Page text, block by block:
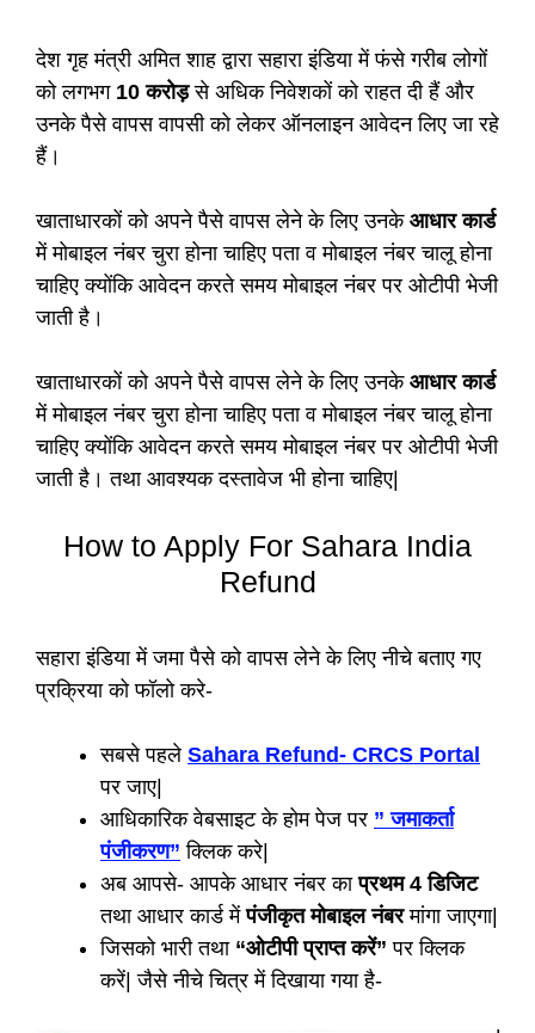
देश गृह मंत्री अमित शाह द्वारा सहारा इंडिया में फंसे गरीब लोगों
को लगभग10 करोड़से अधिक निवेशकों को राहत दी हैं और
उनके पैसे वापस वापसी को लेकर ऑनलाइन आवेदन लिए जा रहे
हैं।
खाताधारकों को अपने पैसे वापस लेने के लिए उनके आधार कार्ड
में मोबाइल नंबर चुरा होना चाहिए पता व मोबाइल नंबर चालू होना
चाहिए क्योंकि आवेदन करते समय मोबाइल नंबर पर ओटीपी भेजी
जाती है।
खाताधारकों को अपने पैसे वापस लेने के लिए उनके आधार कार्ड
में मोबाइल नंबर चुरा होना चाहिए पता व मोबाइल नंबर चालू होना
चाहिए क्योंकि आवेदन करते समय मोबाइल नंबर पर ओटीपी भेजी
जाती है। तथा आवश्यक दस्तावेज भी होना चाहिए|
How to Apply For Sahara India
Refund
सहारा इंडिया में जमा पैसे को वापस लेने के लिए नीचे बताए गए
प्रक्रिया को फॉलो करे-
सबसे पहले Sahara Refund- CRCS Portal
पर जाए|
आधिकारिक वेबसाइट के होम पेज पर ” जमाकर्ता
पंजीकरण” क्लिक करे|
अब आपसे- आपके आधार नंबर काप्रथम 4 डिजिट
तथा आधार कार्ड मेंपंजीकृत मोबाइल नंबरमांगा जाएगा|
जिसको भारी तथा “ओटीपी प्राप्त करें” पर क्लिक
करें| जैसे नीचे चित्र में दिखाया गया है-